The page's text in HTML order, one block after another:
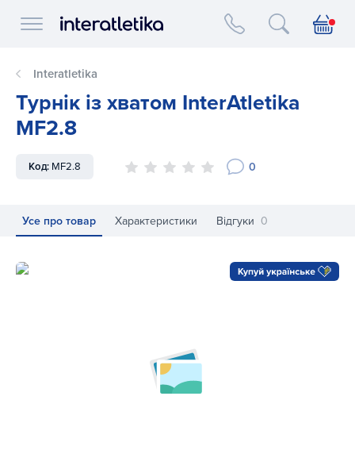
Interatletika logo
Interatletika
Турнік із хватом InterAtletika
MF2.8
Код: MF2.8 0
Усе про товар Характеристики Відгуки 0
Турнік із хватом InterAtletika MF2.8